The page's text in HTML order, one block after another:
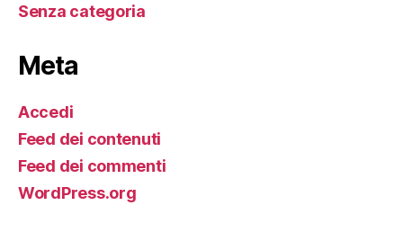
Senza categoria
Meta
Accedi
Feed dei contenuti
Feed dei commenti
WordPress.org